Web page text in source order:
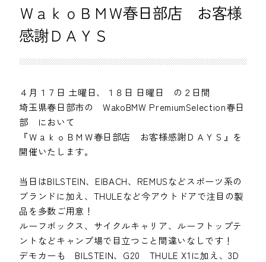
ＷａｋｏＢＭＷ春日部店 お客様
感謝ＤＡＹＳ
４月１７日 土曜日、１８日 日曜日 の２日間
埼玉県春日部市の WakoBMW PremiumSelection春日
部 において
『ＷａｋｏＢＭＷ春日部店 お客様感謝ＤＡＹＳ』を
開催いたします。
当日はBILSTEIN、EIBACH、REMUSなどスポーツ系の
ブランドに加え、THULEなど今アウトドアで注目の製
品を多数ご用意！
ルーフボックス、サイクルキャリア、ルーフトップテ
ントなどキャンプ場で目立つこと間違いなしです！
デモカーも BILSTEIN、G20 THULE X1に加え、3D